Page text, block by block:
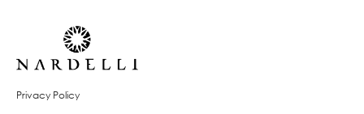
Privacy Policy